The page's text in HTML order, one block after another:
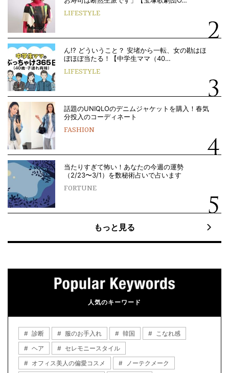
LIFESTYLE
ん!? どういうこと？ 安堵から一転、女の勘はほ
ぼほぼ当たる！【中学生ママ（40…
LIFESTYLE
話題のUNIQLOのデニムジャケットを購入！春気
分投入のコーディネート
FASHION
当たりすぎて怖い！あなたの今週の運勢
（2/23〜3/1）を数秘術占いで占います
FORTUNE
もっと見る
人気のキーワード
診断 服のお手入れ 韓国
こなれ感
ヘア
セレモニースタイル
オフィス美人の偏愛コスメ
ノーテクメーク